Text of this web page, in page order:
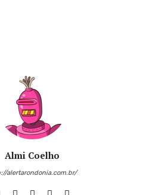
Almi Coelho
alertarondonia.com.br/